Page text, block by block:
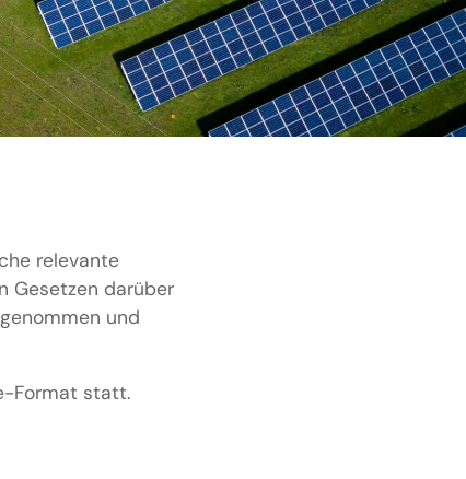
relevante
Gesetzen darüber
und
Format statt.